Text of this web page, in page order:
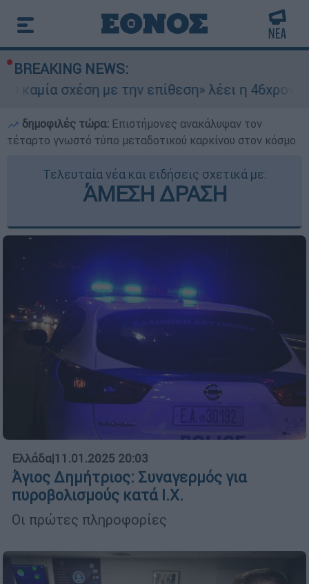
BREAKING NEWS:
με την επίθεση» λέει η 46χρονη - Τι
δημοφιλές τώρα: Επιστήμονες ανακάλυψαν τον
τέταρτο γνωστό τύπο μεταδοτικού καρκίνου στον κόσμο
Τελευταία νέα και ειδήσεις σχετικά με:
ΆΜΕΣΗ ΔΡΑΣΗ
Ελλάδα|11.01.2025 20:03
Άγιος Δημήτριος: Συναγερμός για
πυροβολισμούς κατά Ι.Χ.
Οι πρώτες πληροφορίες